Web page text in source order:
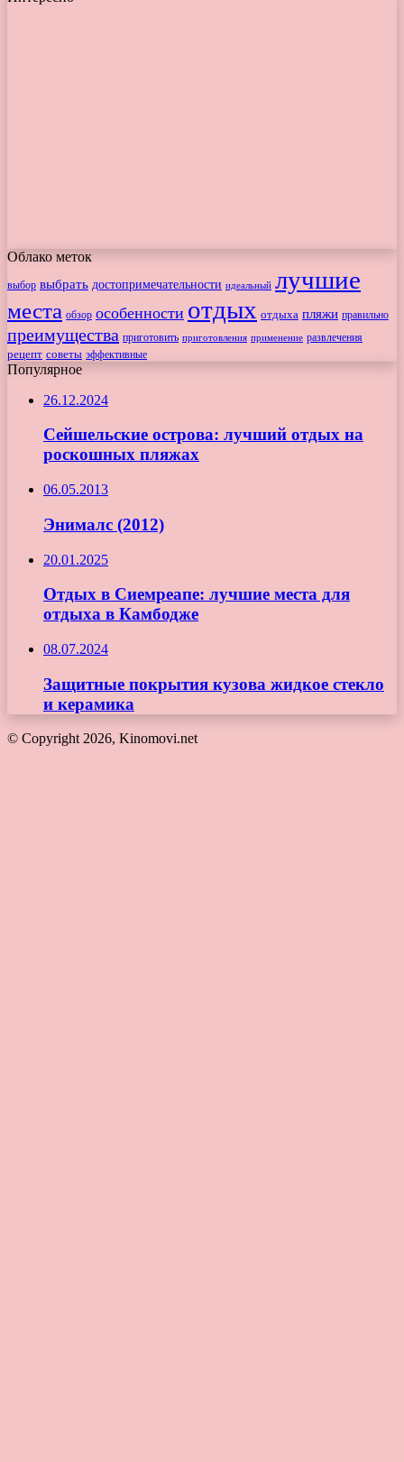
Облако меток
выбор выбрать достопримечательности идеальный лучшие
места обзор особенности отдых отдыха пляжи правильно
преимущества приготовить приготовления применение развлечения
рецепт советы эффективные
Популярное
26.12.2024
Сейшельские острова: лучший отдых на
роскошных пляжах
06.05.2013
Энималс (2012)
20.01.2025
Отдых в Сиемреапе: лучшие места для
отдыха в Камбодже
08.07.2024
Защитные покрытия кузова жидкое стекло
и керамика
© Copyright 2026, Kinomovi.net